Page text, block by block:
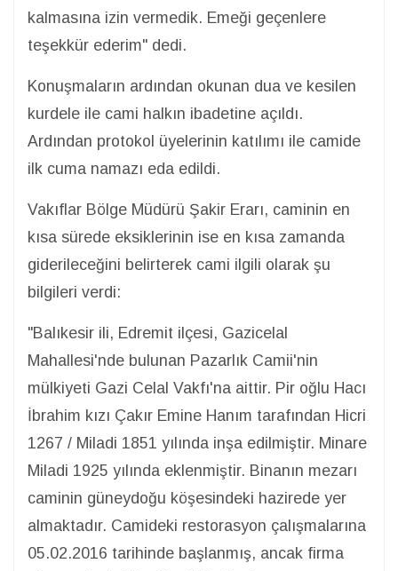
kalmasına izin vermedik. Emeği geçenlere
teşekkür ederim" dedi.
Konuşmaların ardından okunan dua ve kesilen
kurdele ile cami halkın ibadetine açıldı.
Ardından protokol üyelerinin katılımı ile camide
ilk cuma namazı eda edildi.
Vakıflar Bölge Müdürü Şakir Erarı, caminin en
kısa sürede eksiklerinin ise en kısa zamanda
giderileceğini belirterek cami ilgili olarak şu
bilgileri verdi:
"Balıkesir ili, Edremit ilçesi, Gazicelal
Mahallesi'nde bulunan Pazarlık Camii'nin
mülkiyeti Gazi Celal Vakfı'na aittir. Pir oğlu Hacı
İbrahim kızı Çakır Emine Hanım tarafından Hicri
1267 / Miladi 1851 yılında inşa edilmiştir. Minare
Miladi 1925 yılında eklenmiştir. Binanın mezarı
caminin güneydoğu köşesindeki hazirede yer
almaktadır. Camideki restorasyon çalışmalarına
05.02.2016 tarihinde başlanmış, ancak firma